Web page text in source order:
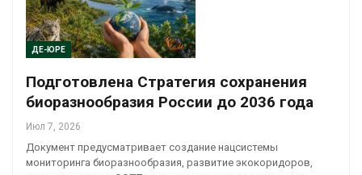
ДЕ-ЮРЕ
Подготовлена Стратегия сохранения
биоразнообразия России до 2036 года
Июл 7, 2026
Документ предусматривает создание нацсистемы
мониторинга биоразнообразия, развитие экокоридоров,